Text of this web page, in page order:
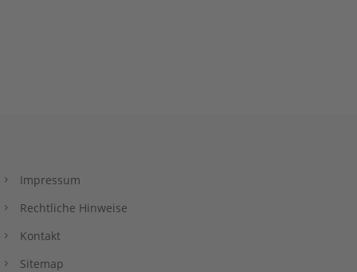
Impressum
Rechtliche Hinweise
Kontakt
Sitemap